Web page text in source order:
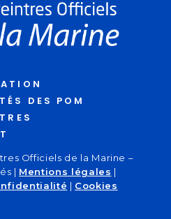
DES POM
Officiels de la Marine –
| Mentions légales |
| Cookies